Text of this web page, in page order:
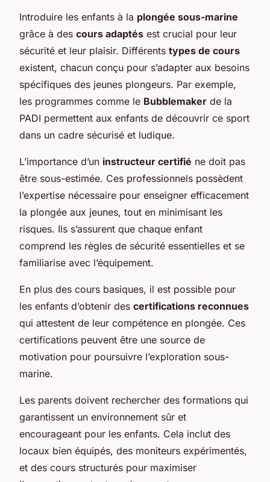
Introduire les enfants à la plongée sous-marine
grâce à des cours adaptés est crucial pour leur
sécurité et leur plaisir. Différents types de cours
existent, chacun conçu pour s’adapter aux besoins
spécifiques des jeunes plongeurs. Par exemple,
les programmes comme le Bubblemaker de la
PADI permettent aux enfants de découvrir ce sport
dans un cadre sécurisé et ludique.
L’importance d’un instructeur certifié ne doit pas
être sous-estimée. Ces professionnels possèdent
l’expertise nécessaire pour enseigner efficacement
la plongée aux jeunes, tout en minimisant les
risques. Ils s’assurent que chaque enfant
comprend les règles de sécurité essentielles et se
familiarise avec l’équipement.
En plus des cours basiques, il est possible pour
les enfants d’obtenir des certifications reconnues
qui attestent de leur compétence en plongée. Ces
certifications peuvent être une source de
motivation pour poursuivre l’exploration sous-
marine.
Les parents doivent rechercher des formations qui
garantissent un environnement sûr et
encourageant pour les enfants. Cela inclut des
locaux bien équipés, des moniteurs expérimentés,
et des cours structurés pour maximiser